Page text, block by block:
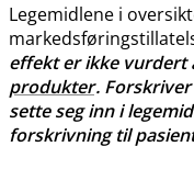
Legemidlene i
effekt er ikke vurdert
produkter.
sette seg inn i
forskrivning til